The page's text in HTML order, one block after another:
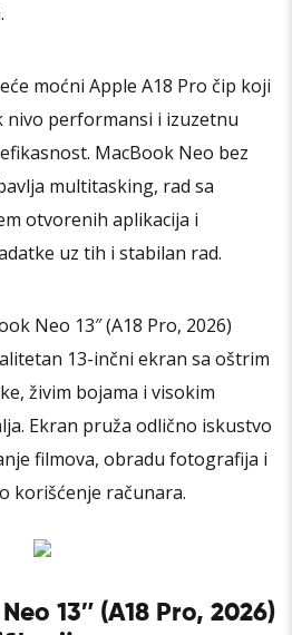
moćni Apple A18 Pro čip koji
nivo performansi i izuzetnu
MacBook Neo bez
multitasking, rad sa
otvorenih aplikacija i
uz tih i stabilan rad.
Neo 13″ (A18 Pro, 2026)
13-inčni ekran sa oštrim
živim bojama i visokim
Ekran pruža odlično iskustvo
filmova, obradu fotografija i
korišćenje računara.
13″ (A18 Pro, 2026)